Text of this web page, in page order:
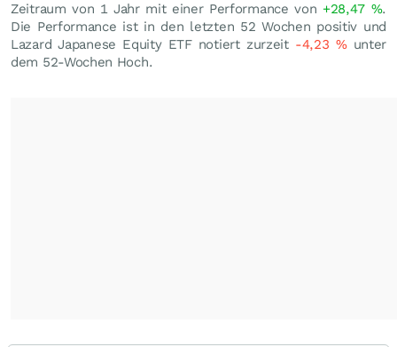
Zeitraum von 1 Jahr mit einer Performance von +28,47 %.
Die Performance ist in den letzten 52 Wochen positiv und
Lazard Japanese Equity ETF notiert zurzeit -4,23 %unter
dem 52-Wochen Hoch.